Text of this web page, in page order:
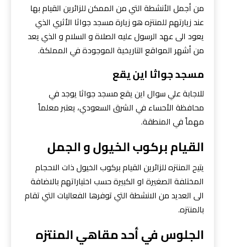
من أجمل الأنشطة التي من الممكن للزائرين القيام بها
عند زيارتهم للمنتزه هو زيارة مسجد جواثا الأثري الذي
يعود الى عهد الرسول عليه الصلاة و السلام و الذي يعد
من أشهر المواقع التاريخية الموجودة في المملكة.
مسجد جواثا اين يقع
للاجابة علي سوال اين يقع مسجد جواثا يوجد في
محافظة الأحساء في الشرق السعودي، يعتبر معلماً
مهماً في المنطقة.
القيام بركوب الخيول و الجمل
يتيح المنتزه للزائرين القيام بركوب الخيول ذات الاحجام
المختلفة الصغيرة او الكبيرة حسب اختياراتهم بالاضافة
الى العديد من الانشطة التي توفرها الفعاليات التي تقام
بالمنتزه.
الجلوس في أحد مقاهي المنتزه